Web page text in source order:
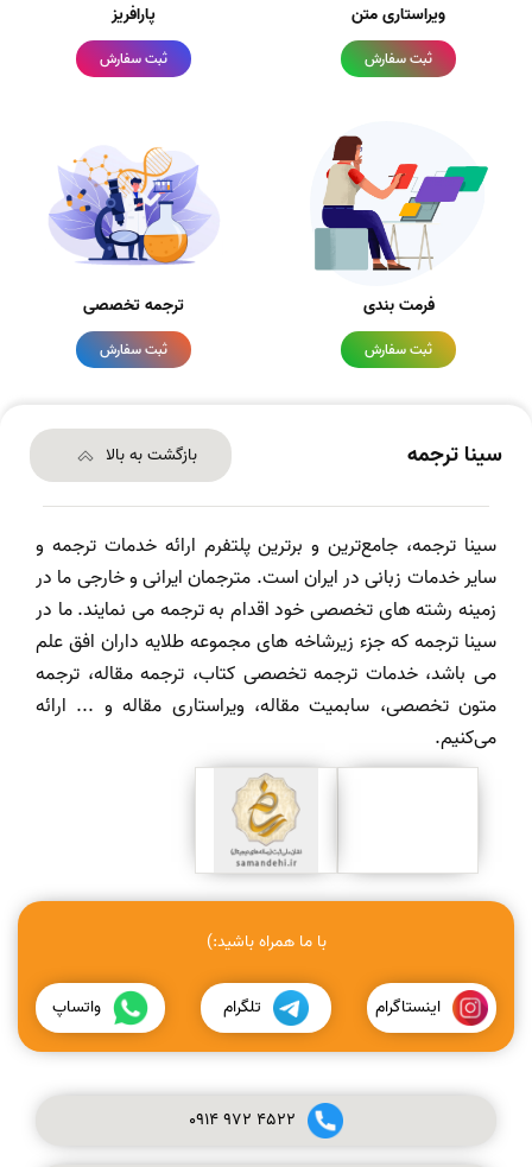
ویراستاری متن
ثبت سفارش
پارافریز
ثبت سفارش
فرمت بندی
ثبت سفارش
ترجمه تخصصی
ثبت سفارش
سینا ترجمه بازگشت به بالا
سینا ترجمه، جامع‌ترین و برترین پلتفرم ارائه خدمات ترجمه و
سایر خدمات زبانی در ایران است. مترجمان ایرانی و خارجی ما در
زمینه رشته های تخصصی خود اقدام به ترجمه می نمایند. ما در
سینا ترجمه که جزء زیرشاخه های مجموعه طلایه داران افق علم
می باشد، خدمات ترجمه تخصصی کتاب، ترجمه مقاله، ترجمه
متون تخصصی، سابمیت مقاله، ویراستاری مقاله و ... ارائه
می‌کنیم.
با ما همراه باشید:)
اینستاگرام تلگرام واتساپ
0914972 4522